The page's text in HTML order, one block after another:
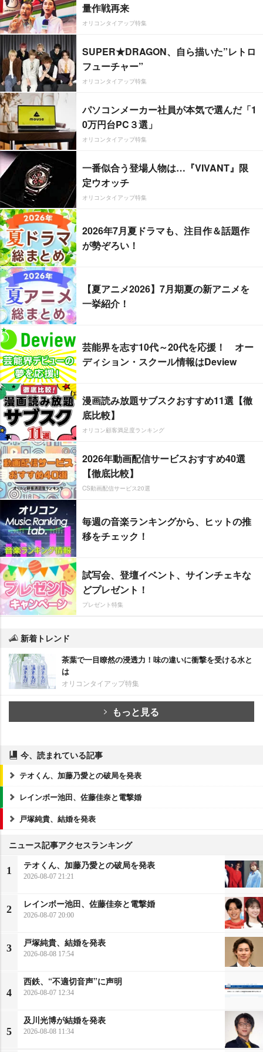
量作戦再来
オリコンタイアップ特集
SUPER★DRAGON、自ら描いた”レトロ
フューチャー”
オリコンタイアップ特集
パソコンメーカー社員が本気で選んだ「1
0万円台PC３選」
オリコンタイアップ特集
一番似合う登場人物は…『VIVANT』限
定ウオッチ
オリコンタイアップ特集
2026年7月夏ドラマも、注目作＆話題作
が勢ぞろい！
【夏アニメ2026】7月期夏の新アニメを
一挙紹介！
芸能界を志す10代～20代を応援！ オー
ディション・スクール情報はDeview
漫画読み放題サブスクおすすめ11選【徹
底比較】
オリコン顧客満足度ランキング
2026年動画配信サービスおすすめ40選
【徹底比較】
CS動画配信サービス20選
毎週の音楽ランキングから、ヒットの推
移をチェック！
試写会、登壇イベント、サインチェキな
どプレゼント！
プレゼント特集
新着トレンド
茶葉で一目瞭然の浸透力！味の違いに衝撃を受ける水と
は
オリコンタイアップ特集
もっと見る
今、読まれている記事
テオくん、加藤乃愛との破局を発表
レインボー池田、佐藤佳奈と電撃婚
戸塚純貴、結婚を発表
ニュース記事アクセスランキング
1
テオくん、加藤乃愛との破局を発表
2026-08-07 21:21
2
レインボー池田、佐藤佳奈と電撃婚
2026-08-07 20:00
3
戸塚純貴、結婚を発表
2026-08-08 17:54
4
西鉄、“不適切音声”に声明
2026-08-07 12:34
5
及川光博が結婚を発表
2026-08-08 11:34